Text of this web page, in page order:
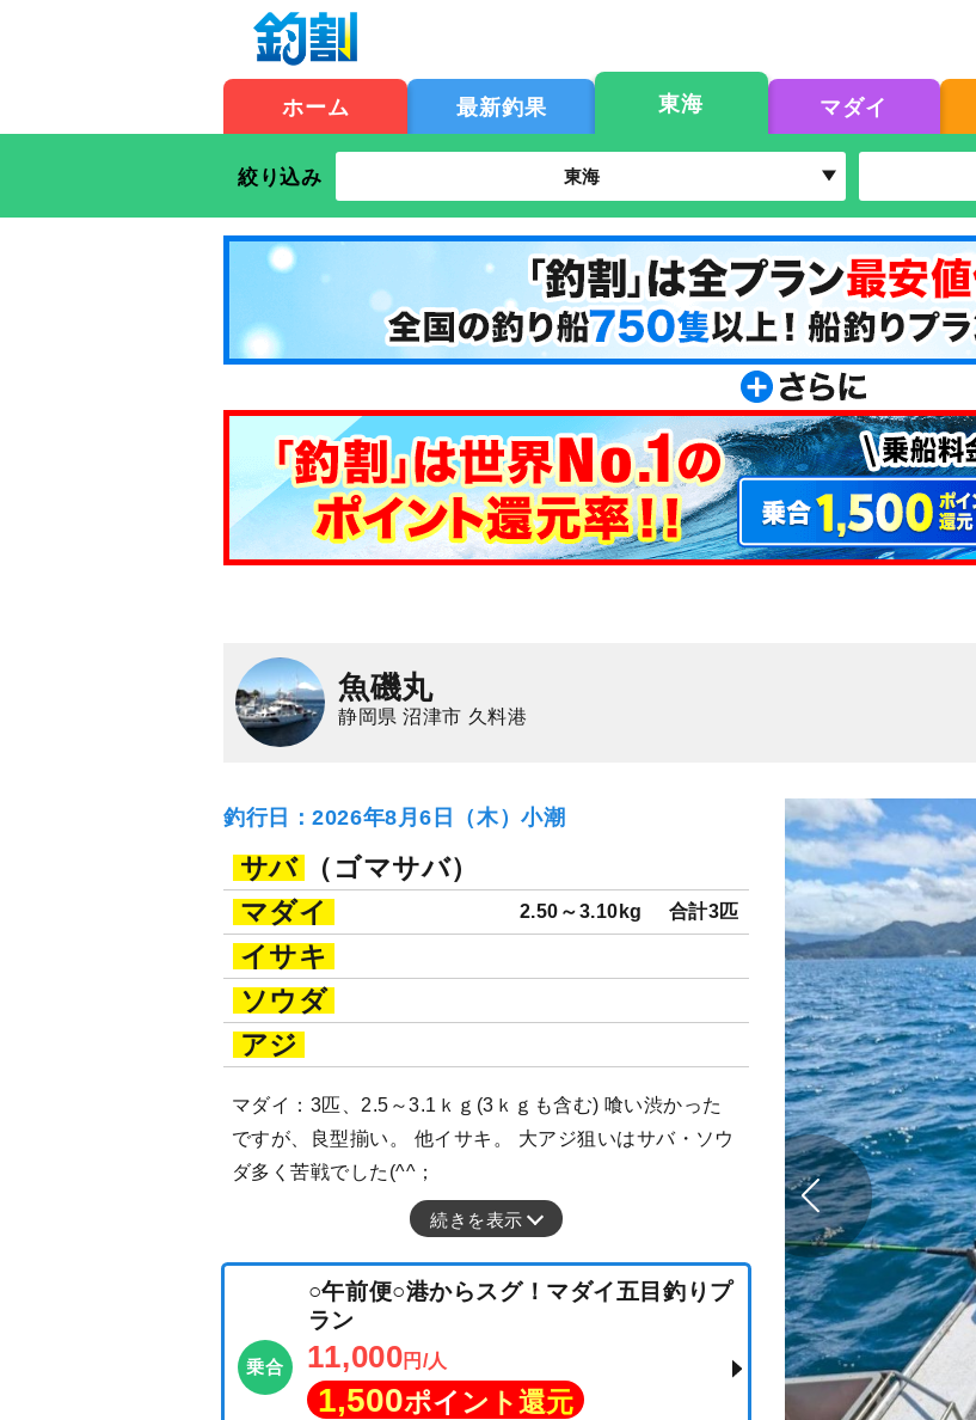
ホーム 最新釣果 東海 マダイ
絞り込み 東海
魚磯丸
静岡県 沼津市 久料港
釣行日：2026年8月6日（木）小潮
サバ
（ゴマサバ）
マダイ
2.50～3.10kg 合計3匹
イサキ
ソウダ
アジ
マダイ：3匹、2.5～3.1ｋｇ(3ｋｇも含む) 喰い渋かった
ですが、良型揃い。 他イサキ。 大アジ狙いはサバ・ソウ
ダ多く苦戦でした(^^；
続きを表示
○午前便○港からスグ！マダイ五目釣りプ